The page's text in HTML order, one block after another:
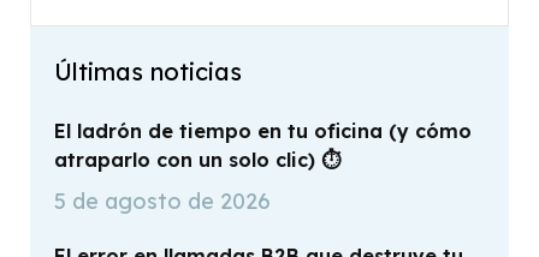
Últimas noticias
El ladrón de tiempo en tu oficina (y cómo
atraparlo con un solo clic) ⏱️
5 de agosto de 2026